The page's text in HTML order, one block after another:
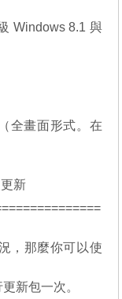
Windows 8.1 與
全畫面形式。在
新
，那麼你可以使
新包一次。